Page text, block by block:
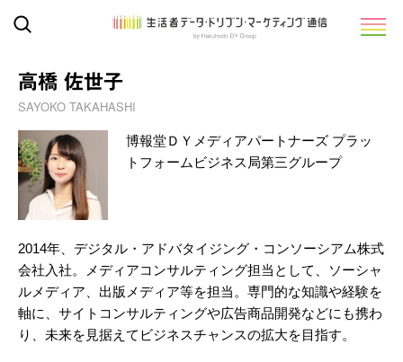
高橋 佐世子
SAYOKO TAKAHASHI
博報堂ＤＹメディアパートナーズ プラッ
トフォームビジネス局第三グループ
2014年、デジタル・アドバタイジング・コンソーシアム株式
会社入社。メディアコンサルティング担当として、ソーシャ
ルメディア、出版メディア等を担当。専門的な知識や経験を
軸に、サイトコンサルティングや広告商品開発などにも携わ
り、未来を見据えてビジネスチャンスの拡大を目指す。